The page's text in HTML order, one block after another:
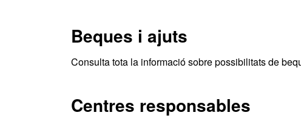
Beques i ajuts
Consulta tota la informació sobre possibilitats de
Centres responsables